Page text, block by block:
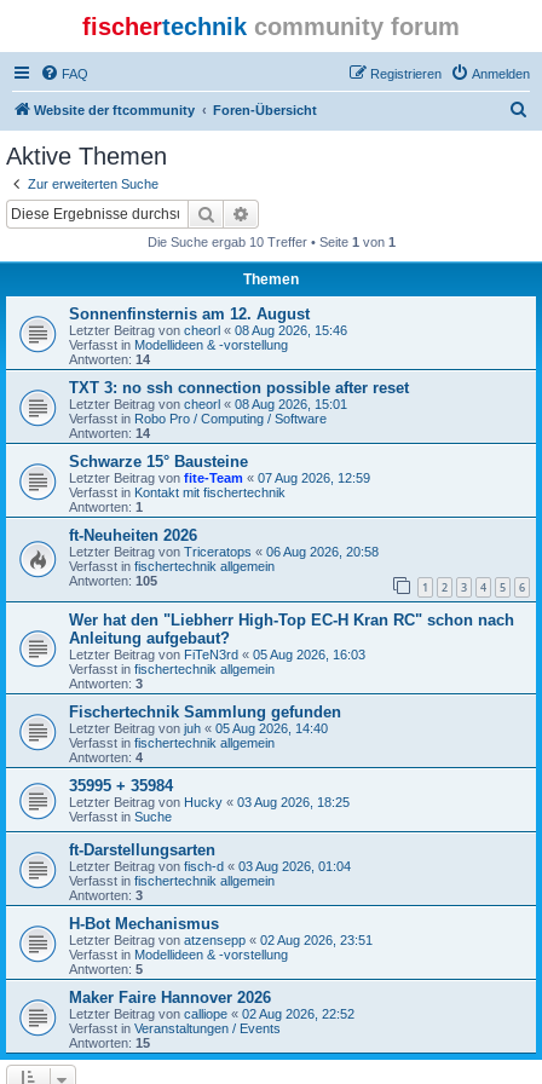
fischertechnik community forum
FAQ Anmelden
Registrieren
Website der ftcommunity Foren-Übersicht
Aktive Themen
Zur erweiterten Suche
Suche
Die Suche ergab 10 Treffer • Seite 1 von 1
Themen
Sonnenfinsternis am 12. August
Letzter Beitrag von cheorl « 08 Aug 2026, 15:46
Verfasst in Modellideen & -vorstellung
Antworten: 14
TXT 3: no ssh connection possible after reset
Letzter Beitrag von cheorl « 08 Aug 2026, 15:01
Verfasst in Robo Pro / Computing / Software
Antworten: 14
Schwarze 15° Bausteine
Letzter Beitrag von fite-Team « 07 Aug 2026, 12:59
Verfasst in Kontakt mit fischertechnik
Antworten: 1
ft-Neuheiten 2026
Letzter Beitrag von Triceratops « 06 Aug 2026, 20:58
Verfasst in fischertechnik allgemein
Antworten: 105 1 2 3 4 5 6
Wer hat den "Liebherr High-Top EC-H Kran RC" schon nach
Anleitung aufgebaut?
Letzter Beitrag von FiTeN3rd « 05 Aug 2026, 16:03
Verfasst in fischertechnik allgemein
Antworten: 3
Fischertechnik Sammlung gefunden
Letzter Beitrag von juh « 05 Aug 2026, 14:40
Verfasst in fischertechnik allgemein
Antworten: 4
35995 + 35984
Letzter Beitrag von Hucky « 03 Aug 2026, 18:25
Verfasst in Suche
ft-Darstellungsarten
Letzter Beitrag von fisch-d « 03 Aug 2026, 01:04
Verfasst in fischertechnik allgemein
Antworten: 3
H-Bot Mechanismus
Letzter Beitrag von atzensepp « 02 Aug 2026, 23:51
Verfasst in Modellideen & -vorstellung
Antworten: 5
Maker Faire Hannover 2026
Letzter Beitrag von calliope « 02 Aug 2026, 22:52
Verfasst in Veranstaltungen / Events
Antworten: 15